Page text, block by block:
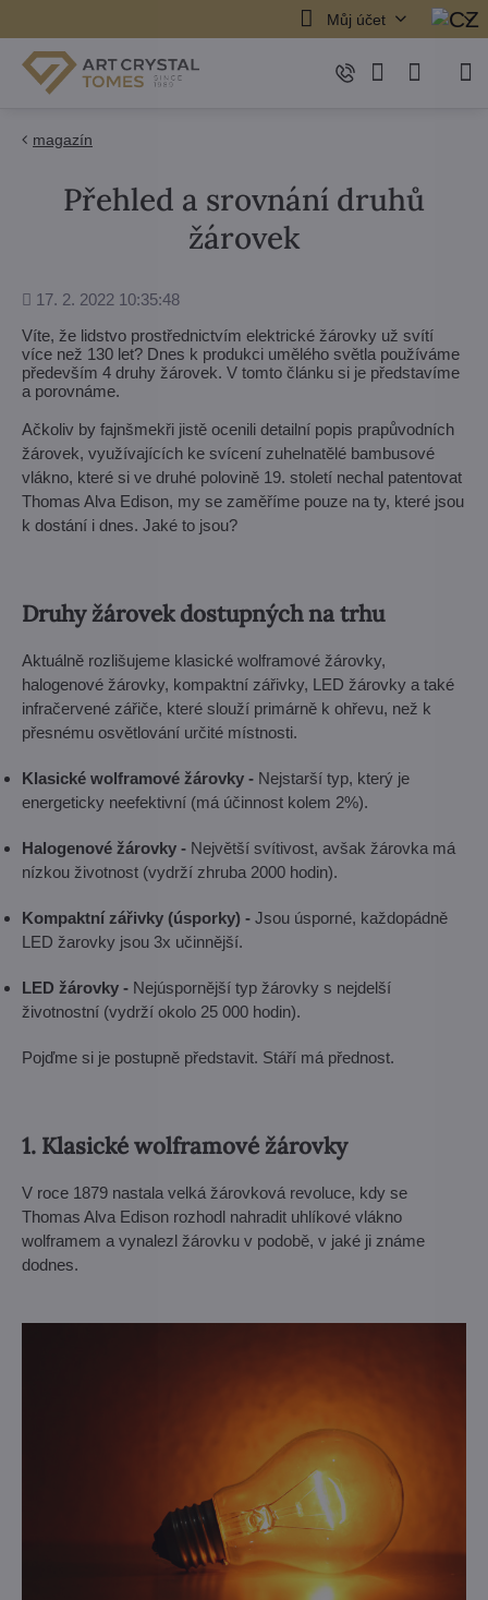
Můj účet
magazín
Přehled a srovnání druhů
žárovek
Přidáno
17. 2. 2022 10:35:48
Víte, že lidstvo prostřednictvím elektrické žárovky už svítí
více než 130 let? Dnes k produkci umělého světla používáme
především 4 druhy žárovek. V tomto článku si je představíme
a porovnáme.
Ačkoliv by fajnšmekři jistě ocenili detailní popis prapůvodních
žárovek, využívajících ke svícení zuhelnatělé bambusové
vlákno, které si ve druhé polovině 19. století nechal patentovat
Thomas Alva Edison, my se zaměříme pouze na ty, které jsou
k dostání i dnes. Jaké to jsou?
Druhy žárovek dostupných na trhu
Aktuálně rozlišujeme klasické wolframové žárovky,
halogenové žárovky, kompaktní zářivky, LED žárovky a také
infračervené zářiče, které slouží primárně k ohřevu, než k
přesnému osvětlování určité místnosti.
Klasické wolframové žárovky - Nejstarší typ, který je
energeticky neefektivní (má účinnost kolem 2%).
Halogenové žárovky - Největší svítivost, avšak žárovka má
nízkou životnost (vydrží zhruba 2000 hodin).
Kompaktní zářivky (úsporky) - Jsou úsporné, každopádně
LED žarovky jsou 3x učinnější.
LED žárovky - Nejúspornější typ žárovky s nejdelší
životnostní (vydrží okolo 25 000 hodin).
Pojďme si je postupně představit. Stáří má přednost.
1. Klasické wolframové žárovky
V roce 1879 nastala velká žárovková revoluce, kdy se
Thomas Alva Edison rozhodl nahradit uhlíkové vlákno
wolframem a vynalezl žárovku v podobě, v jaké ji známe
dodnes.